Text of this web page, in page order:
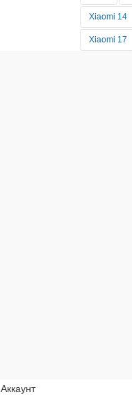
Xiaomi 14
Xiaomi 17
Аккаунт